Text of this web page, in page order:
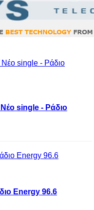
Νέο single - Ράδιο
Energy 96.6